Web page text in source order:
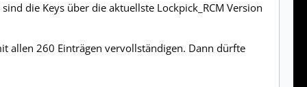
die Keys über die aktuellste Lockpick_RCM Version
allen 260 Einträgen vervollständigen. Dann dürfte